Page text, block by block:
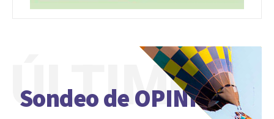
Sondeo de OPINIÓN
ÚLTIMO